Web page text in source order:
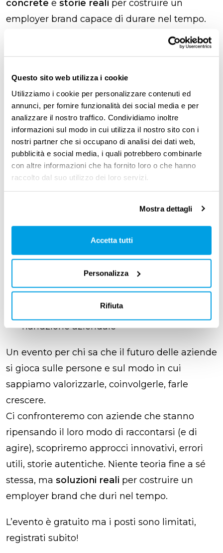
Questo sito web utilizza i cookie
Utilizziamo i cookie per personalizzare contenuti ed
annunci, per fornire funzionalità dei social media e per
analizzare il nostro traffico. Condividiamo inoltre
informazioni sul modo in cui utilizza il nostro sito con i
nostri partner che si occupano di analisi dei dati web,
pubblicità e social media, i quali potrebbero combinarle
con altre informazioni che ha fornito loro o che hanno
raccolto dal suo utilizzo dei loro servizi.
Mostra dettagli
Accetta tutti
Personalizza
Rifiuta
concrete e storie reali per costruire un
employer brand capace di durare nel tempo.
Nel corso dell’evento interverranno aziende
che stanno innovando in questo ambito:
cultura del lavoro e benessere
organizzativo
Lavoro con Marianna,content creator,
public speaker e consulente di employer
branding
Factorial, piattaforma HR internazionale
processi e migliorare l’engagement
, partner per l’executive search
e la consulenza organizzativa, nonché host
dell’evento
Surf the Market e Gruppo Vola
marketing strategico e people branding,
con un approccio data-driven alla
narrazione aziendale
Un evento per chi sa che il futuro delle aziende
si gioca sulle persone e sul modo in cui
sappiamo valorizzarle, coinvolgerle, farle
crescere.
Ci confronteremo con aziende che stanno
ripensando il loro modo di raccontarsi (e di
agire), scopriremo approcci innovativi, errori
utili, storie autentiche. Niente teoria fine a sé
stessa, ma soluzioni reali per costruire un
employer brand che duri nel tempo.
L’evento è gratuito ma i posti sono limitati,
registrati subito!